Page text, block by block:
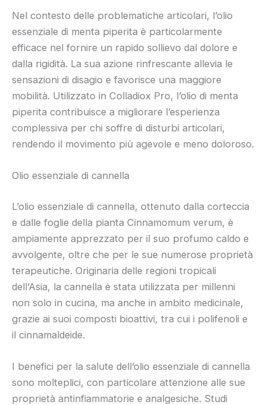
Nel contesto delle problematiche articolari, l’olio
essenziale di menta piperita è particolarmente
efficace nel fornire un rapido sollievo dal dolore e
dalla rigidità. La sua azione rinfrescante allevia le
sensazioni di disagio e favorisce una maggiore
mobilità. Utilizzato in Colladiox Pro, l’olio di menta
piperita contribuisce a migliorare l’esperienza
complessiva per chi soffre di disturbi articolari,
rendendo il movimento più agevole e meno doloroso.
Olio essenziale di cannella
L’olio essenziale di cannella, ottenuto dalla corteccia
e dalle foglie della pianta Cinnamomum verum, è
ampiamente apprezzato per il suo profumo caldo e
avvolgente, oltre che per le sue numerose proprietà
terapeutiche. Originaria delle regioni tropicali
dell’Asia, la cannella è stata utilizzata per millenni
non solo in cucina, ma anche in ambito medicinale,
grazie ai suoi composti bioattivi, tra cui i polifenoli e
il cinnamaldeide.
I benefici per la salute dell’olio essenziale di cannella
sono molteplici, con particolare attenzione alle sue
proprietà antinfiammatorie e analgesiche. Studi